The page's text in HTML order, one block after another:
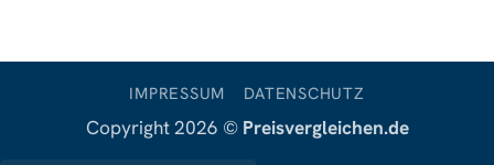
IMPRESSUM DATENSCHUTZ
Copyright 2026 © Preisvergleichen.de